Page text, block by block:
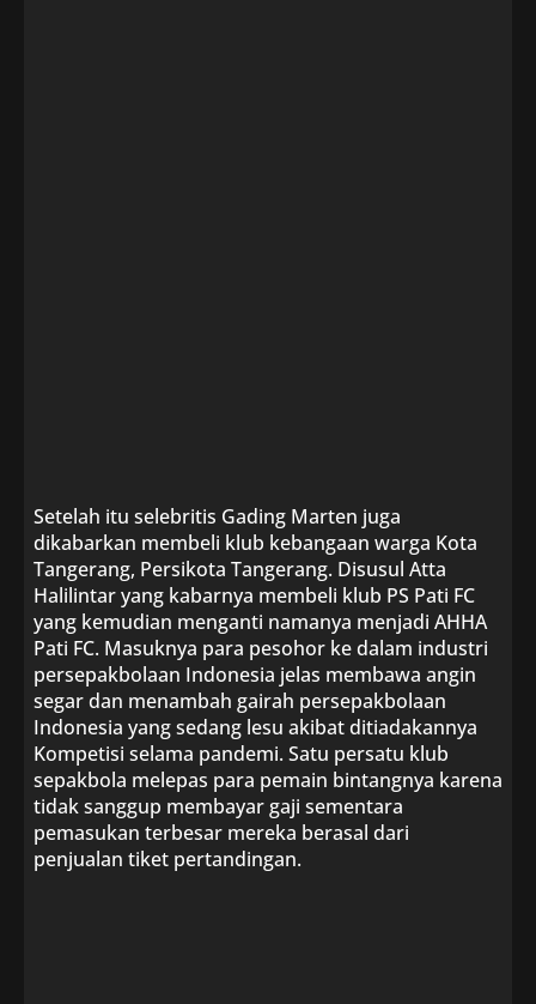
Setelah itu selebritis Gading Marten juga
dikabarkan membeli klub kebangaan warga Kota
Tangerang, Persikota Tangerang. Disusul Atta
Halilintar yang kabarnya membeli klub PS Pati FC
yang kemudian menganti namanya menjadi AHHA
Pati FC. Masuknya para pesohor ke dalam industri
persepakbolaan Indonesia jelas membawa angin
segar dan menambah gairah persepakbolaan
Indonesia yang sedang lesu akibat ditiadakannya
Kompetisi selama pandemi. Satu persatu klub
sepakbola melepas para pemain bintangnya karena
tidak sanggup membayar gaji sementara
pemasukan terbesar mereka berasal dari
penjualan tiket pertandingan.